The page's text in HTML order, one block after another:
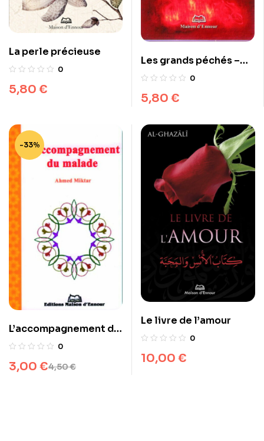
La perle précieuse
0
5,80 €
Les grands péchés –
Selon le Coran et la
0
5,80 €
-33%
L’accompagnement du
malade
0
4,50€
3,00 €
Le livre de l’amour
0
10,00 €